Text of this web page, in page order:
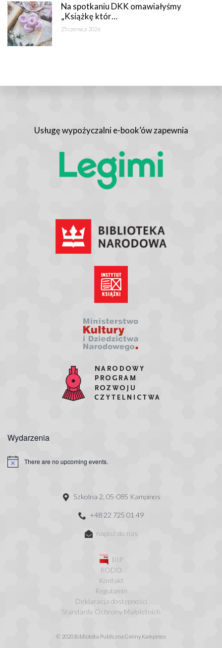
Na spotkaniu DKK omawiałyśmy
„Książkę któr…
25 czerwca 2026
Usługę wypożyczalni e-book’ów zapewnia
Wydarzenia
There are no upcoming events.
Szkolna 2, 05-085 Kampinos
+48 22 725 01 49
napisz do nas
BIP
RODO
Kontakt
Regulamin
Deklaracja dostępności
Standardy Ochrony Małoletnich
© 2020 Biblioteka Publiczna Gminy Kampinos